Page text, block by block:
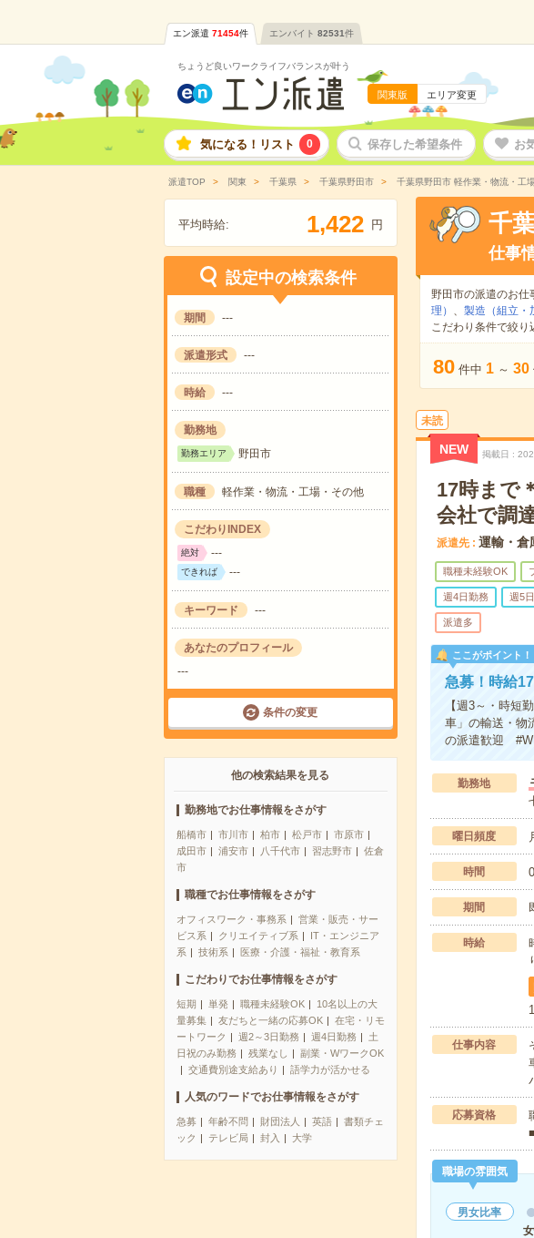
エン派遣 71454件 エンバイト 82531件
ちょうど良いワークライフバランスが叶う
関東版 エリア変更
気になる！リスト 0 保存した希望条件 お
派遣TOP 関東 千葉県 千葉県野田市 千葉県野田市 軽作業・物流・工
平均時給: 1,422 円
設定中の検索条件
期間 ---
派遣形式 ---
時給 ---
勤務地
勤務エリア 野田市
職種 軽作業・物流・工場・その他
こだわりINDEX
絶対 ---
できれば ---
キーワード ---
あなたのプロフィール
---
条件の変更
他の検索結果を見る
勤務地でお仕事情報をさがす
船橋市 市川市 柏市 松戸市
市原市
成田市
浦安市 八千代市 習志野市
佐倉
市
職種でお仕事情報をさがす
オフィスワーク・事務系
営業・販売・サー
ビス系
クリエイティブ系
IT・エンジニア
系
技術系 医療・介護・福祉・教育系
こだわりでお仕事情報をさがす
短期 単発 職種未経験OK
10名以上の大
量募集
友だちと一緒の応募OK
在宅・リモ
ートワーク
週2～3日勤務 週4日勤務
土
日祝のみ勤務
残業なし
副業・WワークOK
交通費別途支給あり
語学力が活かせる
人気のワードでお仕事情報をさがす
急募 年齢不問 財団法人 英語
書類チェ
ック
テレビ局 封入 大学
千
仕事
野田市の派遣のお仕
理） 、 製造（組立・
こだわり条件で絞り
80 件中 1 ～ 30
未読
NEW 掲載日
17時まで
会社で調
派遣先 運輸・倉
職種未経験OK
週4日勤務 週5
派遣多
ここがポイント！
急募！時給
【週3～・時短
車」の輸送・物
の派遣歓迎
勤務地
曜日頻度
時間
期間
時給
仕事内容
応募資格
職場の雰囲気
男女比率